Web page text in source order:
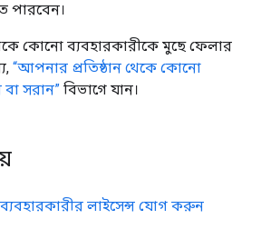
পারবেন।
কোনো ব্যবহারকারীকে মুছে ফেলার
“আপনার প্রতিষ্ঠান থেকে কোনো
সরান” বিভাগে যান।
লাইসেন্স যোগ করুন